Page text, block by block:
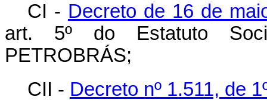
CI - Decreto de 16 de
art. 5º do Estatuto
PETROBRÁS;
CII - Decreto nº 1.511, de